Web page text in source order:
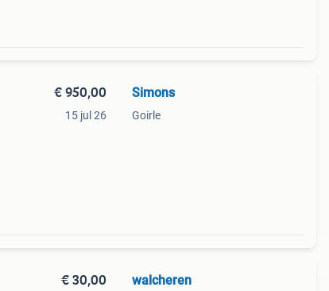
€ 950,00
15 jul 26
Simons
Goirle
€ 30,00 walcheren